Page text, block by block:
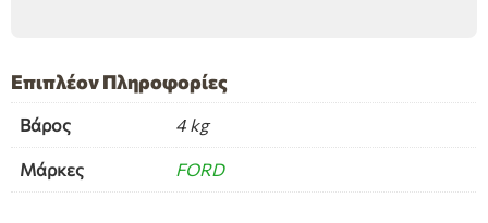
Επιπλέον Πληροφορίες
Βάρος 4 kg
Μάρκες FORD